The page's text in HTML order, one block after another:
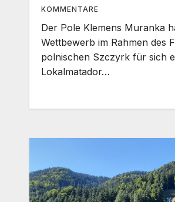
KOMMENTARE
Der Pole Klemens Muranka
Wettbewerb im Rahmen des
polnischen Szczyrk für sich
Lokalmatador…